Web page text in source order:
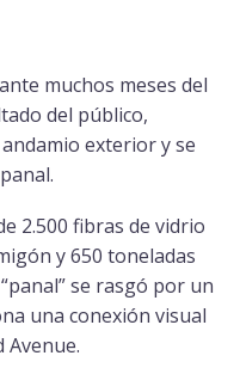
muchos meses del
del público,
exterior y se
2.500 fibras de vidrio
y 650 toneladas
se rasgó por un
una conexión visual
Avenue.